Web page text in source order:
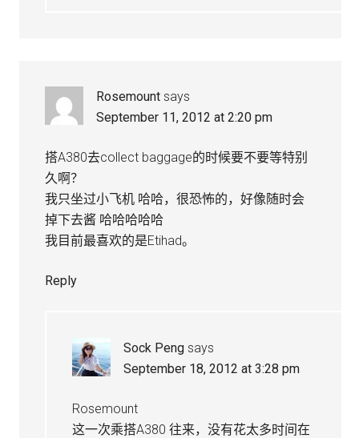
Rosemount says
September 11, 2012 at 2:20 pm
搭A380去collect baggage的时候要不要等特别
久啊？
我只坐过小飞机 哈哈，很恐怖的，好像随时会
掉下去酱 哈哈哈哈哈
我目前最喜欢的是Etihad。
Reply
Sock Peng says
September 18, 2012 at 3:28 pm
Rosemount
这一次乘搭A380 往来，没有花太多时间在